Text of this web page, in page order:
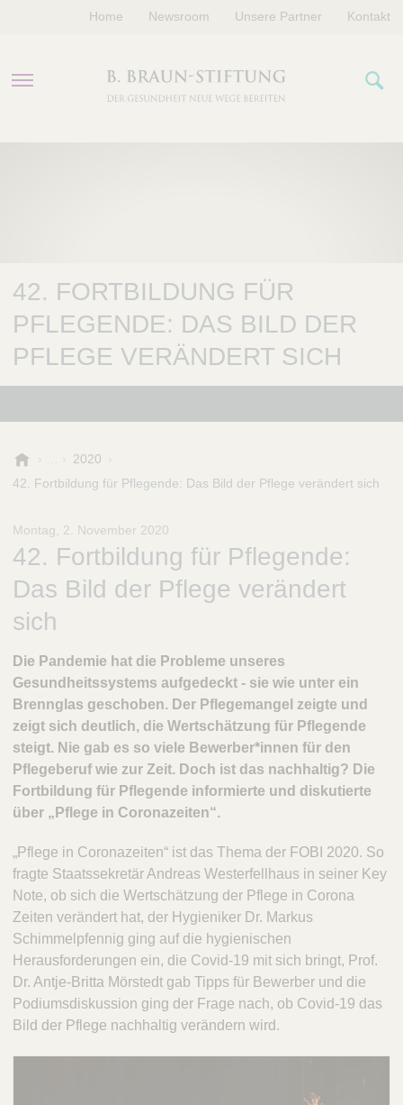
ÜBER UNS
Home Newsroom Unsere Partner Kontakt
42. FORTBILDUNG FÜR
PFLEGENDE: DAS BILD DER
PFLEGE VERÄNDERT SICH
a
u
-
t
f
t
u
n
g
2020
42. Fortbildung für Pflegende: Das Bild der Pflege verändert sich
Montag, 2. November 2020
42. Fortbildung für Pflegende:
Das Bild der Pflege verändert
sich
Die Pandemie hat die Probleme unseres
Gesundheitssystems aufgedeckt - sie wie unter ein
Brennglas geschoben. Der Pflegemangel zeigte und
zeigt sich deutlich, die Wertschätzung für Pflegende
steigt. Nie gab es so viele Bewerber*innen für den
Pflegeberuf wie zur Zeit. Doch ist das nachhaltig? Die
Fortbildung für Pflegende informierte und diskutierte
über „Pflege in Coronazeiten“.
„Pflege in Coronazeiten“ ist das Thema der FOBI 2020. So
fragte Staatssekretär Andreas Westerfellhaus in seiner Key
Note, ob sich die Wertschätzung der Pflege in Corona
Zeiten verändert hat, der Hygieniker Dr. Markus
Schimmelpfennig ging auf die hygienischen
Herausforderungen ein, die Covid-19 mit sich bringt, Prof.
Dr. Antje-Britta Mörstedt gab Tipps für Bewerber und die
Podiumsdiskussion ging der Frage nach, ob Covid-19 das
Bild der Pflege nachhaltig verändern wird.